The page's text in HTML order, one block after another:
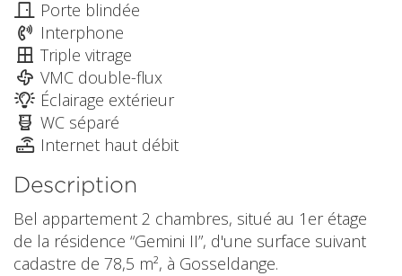
Porte blindée
Interphone
Triple vitrage
VMC double-flux
Éclairage extérieur
WC séparé
Internet haut débit
Description
Bel appartement 2 chambres, situé au 1er étage
de la résidence “Gemini II”, d'une surface suivant
cadastre de 78,5 m², à Gosseldange.